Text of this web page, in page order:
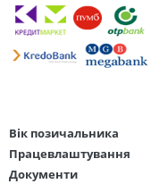
Вік позичальника
Працевлаштування
Документи